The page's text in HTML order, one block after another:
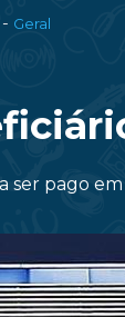
- Geral
ser pago